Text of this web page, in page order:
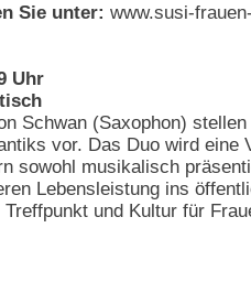
Sie unter: www.susi-
Uhr
Schwan (Saxophon)
vor. Das Duo wird
sowohl musikalisch
Lebensleistung ins
Treffpunkt und Kultur für